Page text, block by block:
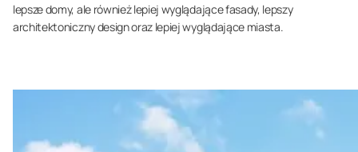
lepsze domy, ale również lepiej wyglądające fasady, lepszy
architektoniczny design oraz lepiej wyglądające miasta.